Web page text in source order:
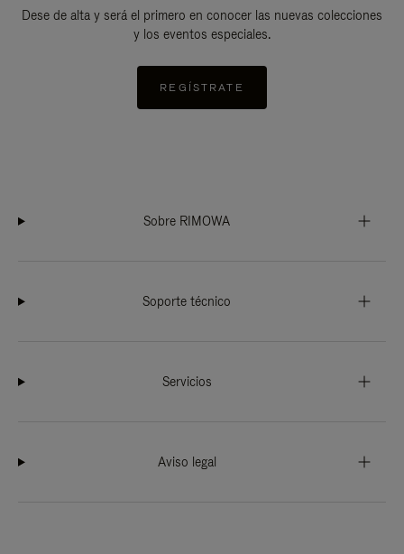
Dese de alta y será el primero en conocer las nuevas colecciones
y los eventos especiales.
REGÍSTRATE
Sobre RIMOWA
Soporte técnico
Servicios
Aviso legal